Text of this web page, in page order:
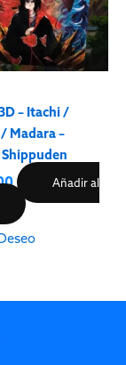
– Itachi /
Madara –
Añadir al